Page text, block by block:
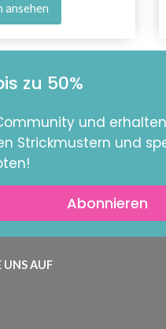
ansehen
zu 50%
und
Strickmustern und
Abonnieren
UNS AUF